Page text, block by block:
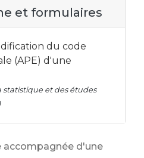
et formulaires
du code
(APE) d'une
et des études
accompagnée d'une